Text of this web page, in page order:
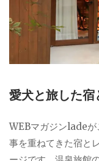
愛犬と旅した宿
WEBマガジンladeが
事を重ねてきた宿と